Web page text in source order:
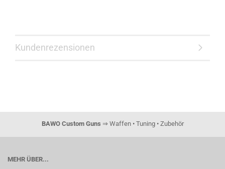
Kundenrezensionen
BAWO Custom Guns ⇒ Waffen • Tuning • Zubehör
MEHR ÜBER...